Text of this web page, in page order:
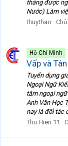
tháng được
Nước) Làm
thuythao
Hồ Chí Minh
Vấp và
Tuyển dụng
Ngoại Ngữ
tâm ngoại
Anh Văn Học
nay là đối tác
Thu Hien 11